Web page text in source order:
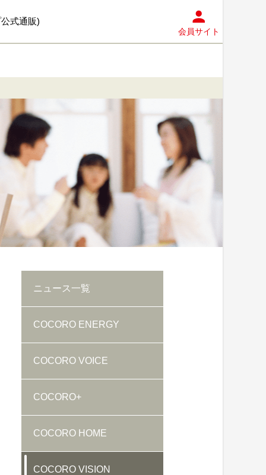
式通販)
会員サイト
ニュース 一覧
COCORO ENERGY
COCORO VOICE
COCORO+
COCORO HOME
COCORO VISION